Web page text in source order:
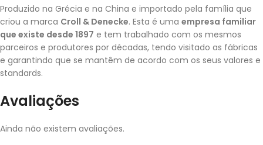
Produzido na Grécia e na China e importado pela família que
criou a marca Croll & Denecke. Esta é uma empresa familiar
que existe desde 1897 e tem trabalhado com os mesmos
parceiros e produtores por décadas, tendo visitado as fábricas
e garantindo que se mantêm de acordo com os seus valores e
standards.
Avaliações
Ainda não existem avaliações.